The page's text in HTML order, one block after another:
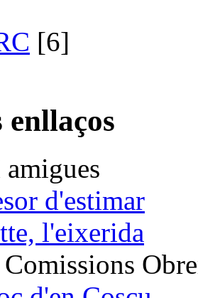
[6]
enllaços
d'estimar
l'eixerida